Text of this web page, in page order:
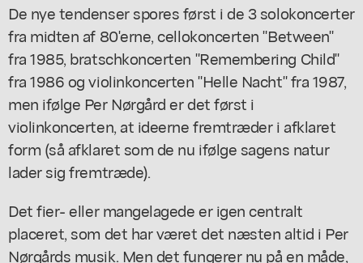
De nye tendenser spores først i de 3 solokoncerter
fra midten af 80'erne, cellokoncerten "Between"
fra 1985, bratschkoncerten "Remembering Child"
fra 1986 og violinkoncerten "Helle Nacht" fra 1987,
men ifølge Per Nørgård er det først i
violinkoncerten, at ideerne fremtræder i afklaret
form (så afklaret som de nu ifølge sagens natur
lader sig fremtræde).
Det fier- eller mangelagede er igen centralt
placeret, som det har været det næsten altid i Per
Nørgårds musik. Men det fungerer nu på en måde,